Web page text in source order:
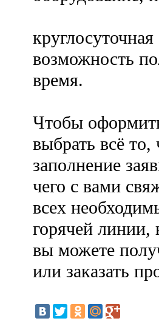
возможность
время.
Чтобы
выбрать всё
заполнение
чего с вами
всех
горячей линии,
вы можете
или заказать